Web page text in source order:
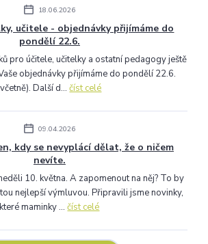
18.06.2026
učitele - objednávky přijímáme do
pondělí 22.6.
pro účitele, učitelky a ostatní pedagogy ještě
objednávky přijímáme do pondělí 22.6.
Další d...číst celé
09.04.2026
kdy se nevyplácí dělat, že o ničem
nevíte.
10. května. A zapomenout na něj? To by
nejlepší výmluvou. Připravili jsme novinky,
které maminky ...číst celé